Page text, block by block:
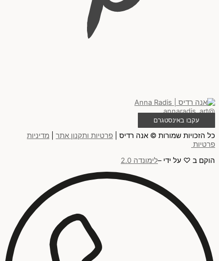
@annaradis_art
עקבו באינסטגרם
כל הזכויות שמורות © אנה רדיס | פרטיות ותקנון אתר
מדיניות
פרטיות
הוקם ב ♡ על ידי –לימונדה 2.0